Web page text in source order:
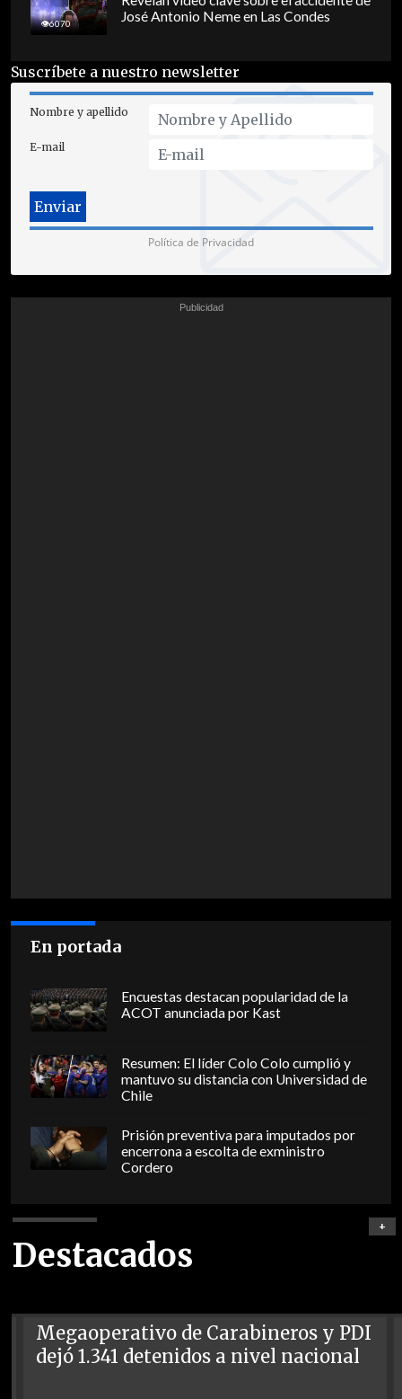
6070
José Antonio Neme en Las Condes
Suscríbete a nuestro newsletter
Nombre y apellido
E-mail
Política de Privacidad
En portada
Encuestas destacan popularidad de la
ACOT anunciada por Kast
Resumen: El líder Colo Colo cumplió y
mantuvo su distancia con Universidad de
Chile
Prisión preventiva para imputados por
encerrona a escolta de exministro
Cordero
Destacados
+
Megaoperativo de Carabineros y PDI
dejó 1.341 detenidos a nivel nacional